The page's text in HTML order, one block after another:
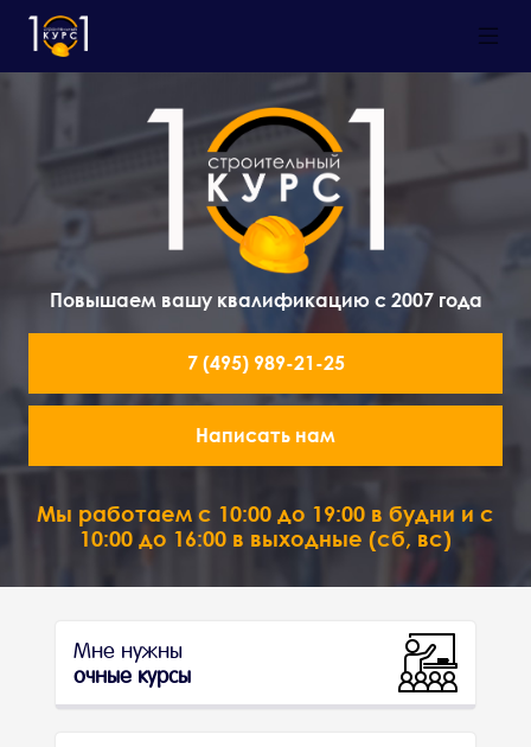
Повышаем вашу квалификацию с 2007 года
7 (495) 989-21-25
Написать нам
Мы работаем с 10:00 до 19:00 в будни и с
10:00 до 16:00 в выходные (сб, вс)
Мне нужны
очные курсы